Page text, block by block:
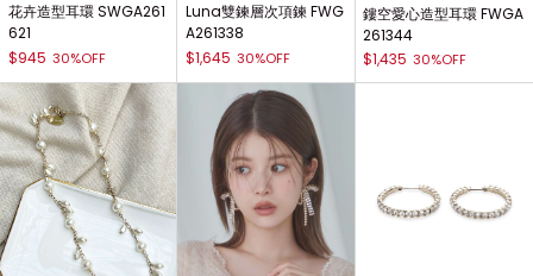
花卉造型耳環 SWGA261
621
$945 30%OFF
Luna雙鍊層次項鍊 FWG
A261338
$1,645 30%OFF
鏤空愛心造型耳環 FWGA
261344
$1,435 30%OFF